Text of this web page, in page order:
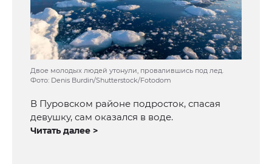
Двое молодых людей утонули, провалившись под лед.
Фото: Denis Burdin/Shutterstock/Fotodom
В Пуровском районе подросток, спасая
девушку, сам оказался в воде.
Читать далее >